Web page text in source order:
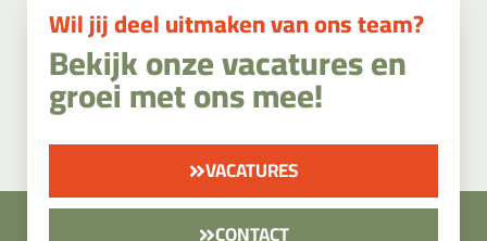
Wil jij deel uitmaken van ons team?
Bekijk onze vacatures en
groei met ons mee!
VACATURES